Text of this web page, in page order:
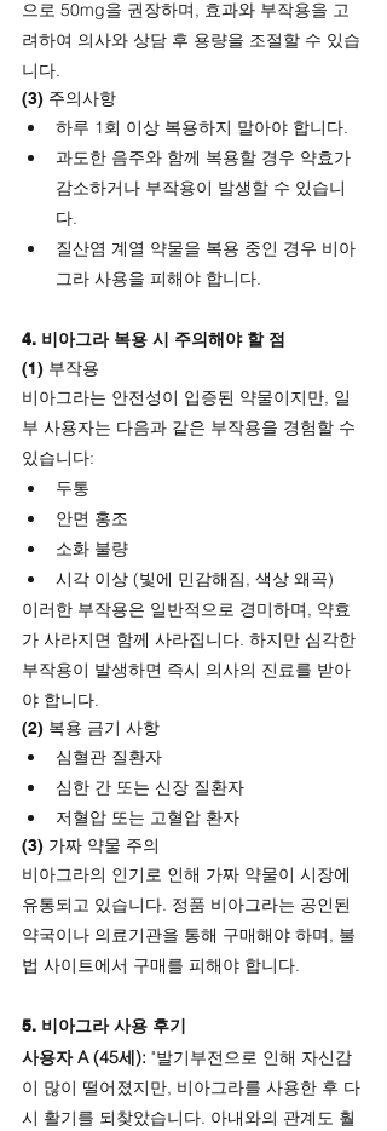
으로 50mg을 권장하며, 효과와 부작용을 고
려하여 의사와 상담 후 용량을 조절할 수 있습
니다.
(3) 주의사항
하루 1회 이상 복용하지 말아야 합니다.
과도한 음주와 함께 복용할 경우 약효가
감소하거나 부작용이 발생할 수 있습니
다.
질산염 계열 약물을 복용 중인 경우 비아
그라 사용을 피해야 합니다.
4. 비아그라 복용 시 주의해야 할 점
(1) 부작용
비아그라는 안전성이 입증된 약물이지만, 일
부 사용자는 다음과 같은 부작용을 경험할 수
있습니다:
두통
안면 홍조
소화 불량
시각 이상 (빛에 민감해짐, 색상 왜곡)
이러한 부작용은 일반적으로 경미하며, 약효
가 사라지면 함께 사라집니다. 하지만 심각한
부작용이 발생하면 즉시 의사의 진료를 받아
야 합니다.
(2) 복용 금기 사항
심혈관 질환자
심한 간 또는 신장 질환자
저혈압 또는 고혈압 환자
(3) 가짜 약물 주의
비아그라의 인기로 인해 가짜 약물이 시장에
유통되고 있습니다. 정품 비아그라는 공인된
약국이나 의료기관을 통해 구매해야 하며, 불
법 사이트에서 구매를 피해야 합니다.
5. 비아그라 사용 후기
사용자 A (45세): "발기부전으로 인해 자신감
이 많이 떨어졌지만, 비아그라를 사용한 후 다
시 활기를 되찾았습니다. 아내와의 관계도 훨